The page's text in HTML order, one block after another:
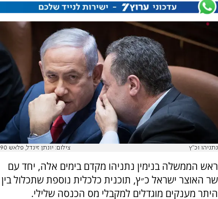
נתניהו וכ"ץ צילום: יונתן זינדל, פלאש 90
ראש הממשלה בנימין נתניהו מקדם בימים אלה, יחד עם
שר האוצר ישראל כ״ץ, תוכנית כלכלית נוספת שתכלול בין
היתר מענקים מוגדלים למקבלי מס הכנסה שלילי.